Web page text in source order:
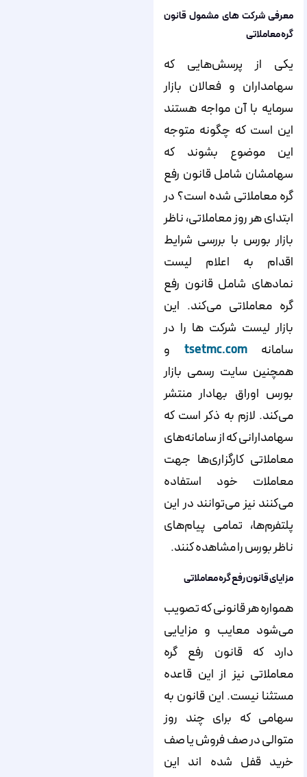
معرفی شرکت های مشمول قانون
گره معاملاتی
یکی از پرسش‌هایی که
سهامداران و فعالان بازار
سرمایه با آن مواجه هستند
این است که چگونه متوجه
این موضوع بشوند که
سهامشان شامل قانون رفع
گره معاملاتی شده است؟ در
ابتدای هر روز معاملاتی، ناظر
بازار بورس با بررسی شرایط
اقدام به اعلام لیست
نمادهای شامل قانون رفع
گره معاملاتی می‌کند. این
بازار لیست شرکت ها را در
سامانهtsetmc.com و
همچنین سایت رسمی بازار
بورس اوراق بهادار منتشر
می‌کند. لازم به ذکر است که
سهامدارانی که از سامانه‌های
معاملاتی کارگزاری‌ها جهت
معاملات خود استفاده
می‌کنند نیز می‌توانند در این
پلتفرم‌ها، تمامی پیام‌های
ناظر بورس را مشاهده کنند.
مزایای قانون رفع گره معاملاتی
همواره هر قانونی که تصویب
می‌شود معایب و مزایایی
دارد که قانون رفع گره
معاملاتی نیز از این قاعده
مستثنا نیست. این قانون به
سهامی که برای چند روز
متوالی در صف فروش یا صف
خرید قفل شده اند این